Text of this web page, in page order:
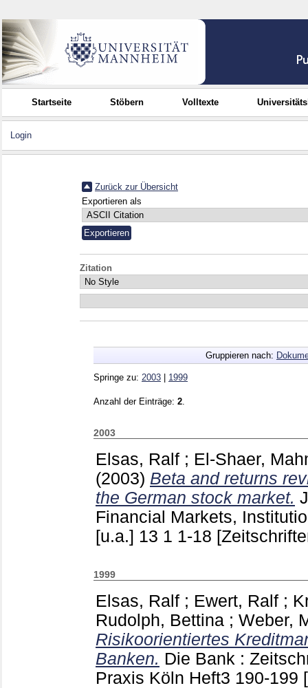
Startseite Stöbern Volltexte
Login
Zurück zur Übersicht
Exportieren als
Zitation
Gruppieren nach:
Springe zu: 2003 1999
Anzahl der Einträge: 2
2003
Elsas, Ralf ; El-Shaer,
(2003) Beta and returns
the German stock market.
Financial Markets,
[u.a.] 13 1 1-18
1999
Elsas, Ralf ; Ewert, Ralf ;
Rudolph, Bettina ; Weber,
Risikoorientiertes
Banken. Die Bank :
Praxis Köln Heft3 190-199